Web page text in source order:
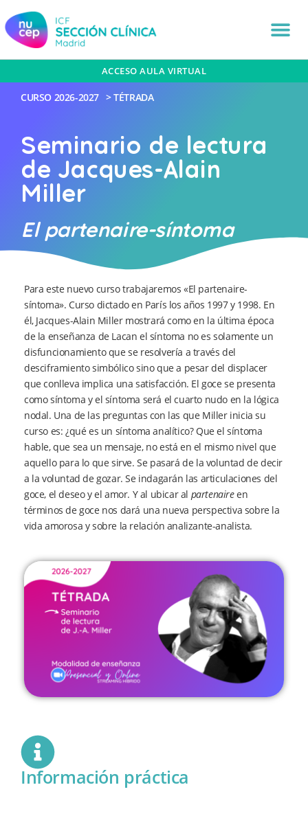
ACCESO AULA VIRTUAL
CURSO 2026-2027 >TÉTRADA
Seminario de lectura
de Jacques-Alain
Miller
El partenaire-síntoma
Para este nuevo curso trabajaremos «El partenaire-
síntoma». Curso dictado en París los años 1997 y 1998. En
él, Jacques-Alain Miller mostrará como en la última época
de la enseñanza de Lacan el síntoma no es solamente un
disfuncionamiento que se resolvería a través del
desciframiento simbólico sino que a pesar del displacer
que conlleva implica una satisfacción. El goce se presenta
como síntoma y el síntoma será el cuarto nudo en la lógica
nodal. Una de las preguntas con las que Miller inicia su
curso es: ¿qué es un síntoma analítico? Que el síntoma
hable, que sea un mensaje, no está en el mismo nivel que
aquello para lo que sirve. Se pasará de la voluntad de decir
a la voluntad de gozar. Se indagarán las articulaciones del
goce, el deseo y el amor. Y al ubicar al partenaireen
términos de goce nos dará una nueva perspectiva sobre la
vida amorosa y sobre la relación analizante-analista.
Información práctica